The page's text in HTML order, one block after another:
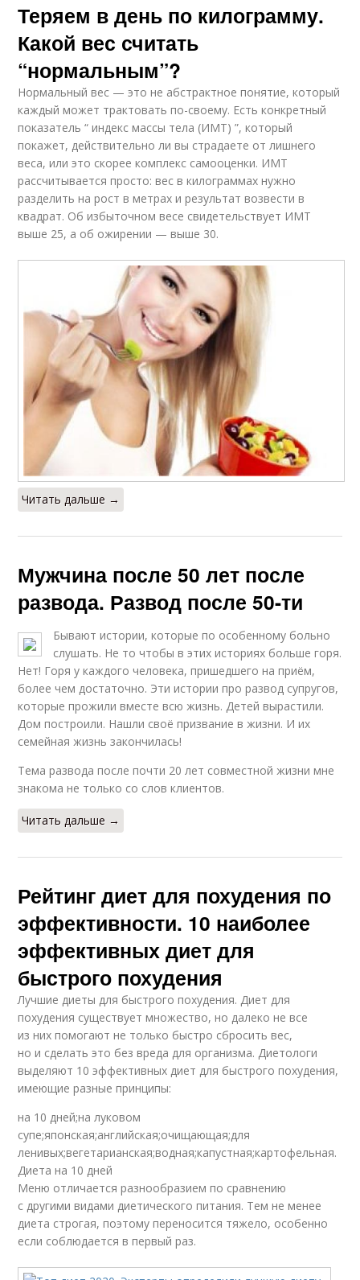
Теряем в день по килограмму.
Какой вес считать
“нормальным”?
Нормальный вес — это не абстрактное понятие, который
каждый может трактовать по-своему. Есть конкретный
показатель “ индекс массы тела (ИМТ) ”, который
покажет, действительно ли вы страдаете от лишнего
веса, или это скорее комплекс самооценки. ИМТ
рассчитывается просто: вес в килограммах нужно
разделить на рост в метрах и результат возвести в
квадрат. Об избыточном весе свидетельствует ИМТ
выше 25, а об ожирении — выше 30.
Читать дальше →
Мужчина после 50 лет после
развода. Развод после 50-ти
Бывают истории, которые по особенному больно
слушать. Не то чтобы в этих историях больше горя.
Нет! Горя у каждого человека, пришедшего на приём,
более чем достаточно. Эти истории про развод супругов,
которые прожили вместе всю жизнь. Детей вырастили.
Дом построили. Нашли своё призвание в жизни. И их
семейная жизнь закончилась!
Тема развода после почти 20 лет совместной жизни мне
знакома не только со слов клиентов.
Читать дальше →
Рейтинг диет для похудения по
эффективности. 10 наиболее
эффективных диет для
быстрого похудения
Лучшие диеты для быстрого похудения. Диет для
похудения существует множество, но далеко не все
из них помогают не только быстро сбросить вес,
но и сделать это без вреда для организма. Диетологи
выделяют 10 эффективных диет для быстрого похудения,
имеющие разные принципы:
на 10 дней;на луковом
супе;японская;английская;очищающая;для
ленивых;вегетарианская;водная;капустная;картофельная.
Диета на 10 дней
Меню отличается разнообразием по сравнению
с другими видами диетического питания. Тем не менее
диета строгая, поэтому переносится тяжело, особенно
если соблюдается в первый раз.